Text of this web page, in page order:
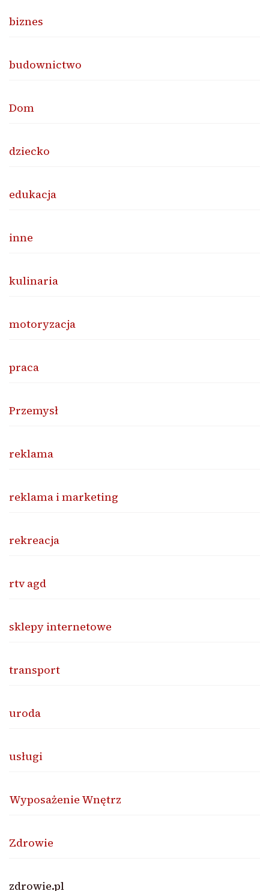
biznes
budownictwo
Dom
dziecko
edukacja
inne
kulinaria
motoryzacja
praca
Przemysł
reklama
reklama i marketing
rekreacja
rtv agd
sklepy internetowe
transport
uroda
usługi
Wyposażenie Wnętrz
Zdrowie
zdrowie.pl